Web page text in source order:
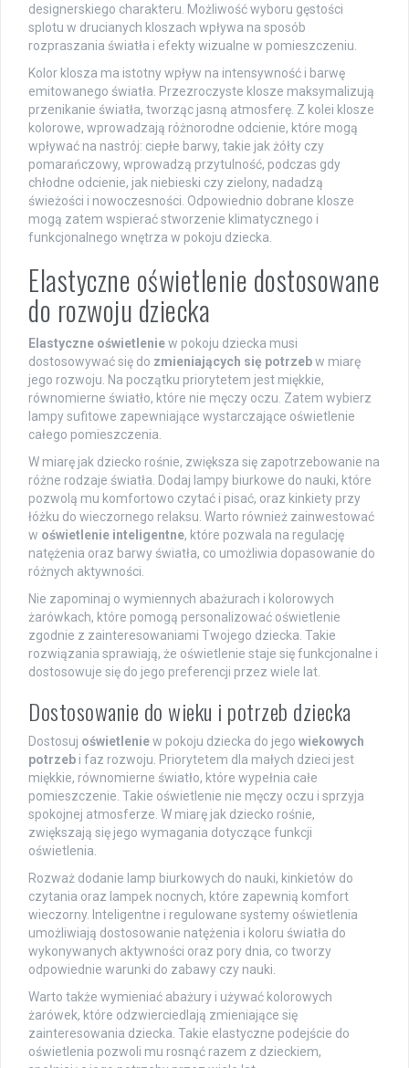
designerskiego charakteru. Możliwość wyboru gęstości
splotu w drucianych kloszach wpływa na sposób
rozpraszania światła i efekty wizualne w pomieszczeniu.
Kolor klosza ma istotny wpływ na intensywność i barwę
emitowanego światła. Przezroczyste klosze maksymalizują
przenikanie światła, tworząc jasną atmosferę. Z kolei klosze
kolorowe, wprowadzają różnorodne odcienie, które mogą
wpływać na nastrój: ciepłe barwy, takie jak żółty czy
pomarańczowy, wprowadzą przytulność, podczas gdy
chłodne odcienie, jak niebieski czy zielony, nadadzą
świeżości i nowoczesności. Odpowiednio dobrane klosze
mogą zatem wspierać stworzenie klimatycznego i
funkcjonalnego wnętrza w pokoju dziecka.
Elastyczne oświetlenie dostosowane
do rozwoju dziecka
Elastyczne oświetleniew pokoju dziecka musi
dostosowywać się do zmieniających się potrzebw miarę
jego rozwoju. Na początku priorytetem jest miękkie,
równomierne światło, które nie męczy oczu. Zatem wybierz
lampy sufitowe zapewniające wystarczające oświetlenie
całego pomieszczenia.
W miarę jak dziecko rośnie, zwiększa się zapotrzebowanie na
różne rodzaje światła. Dodaj lampy biurkowe do nauki, które
pozwolą mu komfortowo czytać i pisać, oraz kinkiety przy
łóżku do wieczornego relaksu. Warto również zainwestować
w oświetlenie inteligentne, które pozwala na regulację
natężenia oraz barwy światła, co umożliwia dopasowanie do
różnych aktywności.
Nie zapominaj o wymiennych abażurach i kolorowych
żarówkach, które pomogą personalizować oświetlenie
zgodnie z zainteresowaniami Twojego dziecka. Takie
rozwiązania sprawiają, że oświetlenie staje się funkcjonalne i
dostosowuje się do jego preferencji przez wiele lat.
Dostosowanie do wieku i potrzeb dziecka
Dostosuj oświetleniew pokoju dziecka do jego wiekowych
potrzeb i faz rozwoju. Priorytetem dla małych dzieci jest
miękkie, równomierne światło, które wypełnia całe
pomieszczenie. Takie oświetlenie nie męczy oczu i sprzyja
spokojnej atmosferze. W miarę jak dziecko rośnie,
zwiększają się jego wymagania dotyczące funkcji
oświetlenia.
Rozważ dodanie lamp biurkowych do nauki, kinkietów do
czytania oraz lampek nocnych, które zapewnią komfort
wieczorny. Inteligentne i regulowane systemy oświetlenia
umożliwiają dostosowanie natężenia i koloru światła do
wykonywanych aktywności oraz pory dnia, co tworzy
odpowiednie warunki do zabawy czy nauki.
Warto także wymieniać abażury i używać kolorowych
żarówek, które odzwierciedlają zmieniające się
zainteresowania dziecka. Takie elastyczne podejście do
oświetlenia pozwoli mu rosnąć razem z dzieckiem,